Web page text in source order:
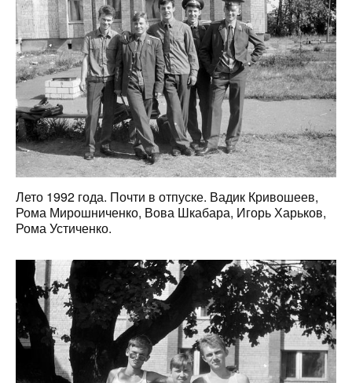
Лето 1992 года. Почти в отпуске. Вадик Кривошеев,
Рома Мирошниченко, Вова Шкабара, Игорь Харьков,
Рома Устиченко.